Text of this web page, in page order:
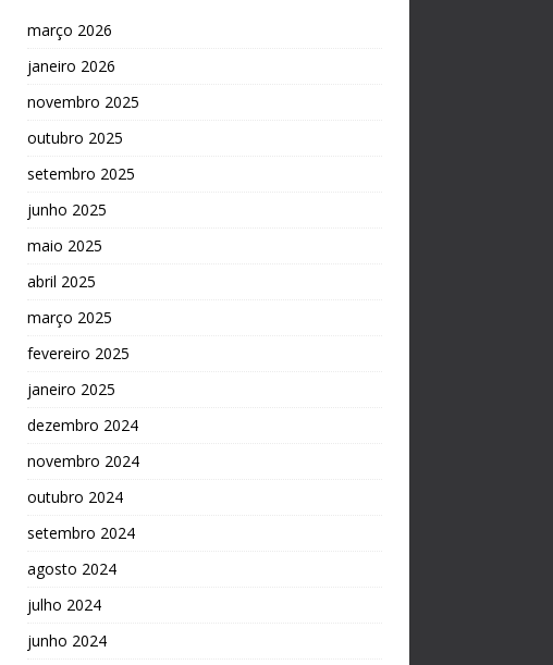
março 2026
janeiro 2026
novembro 2025
outubro 2025
setembro 2025
junho 2025
maio 2025
abril 2025
março 2025
fevereiro 2025
janeiro 2025
dezembro 2024
novembro 2024
outubro 2024
setembro 2024
agosto 2024
julho 2024
junho 2024